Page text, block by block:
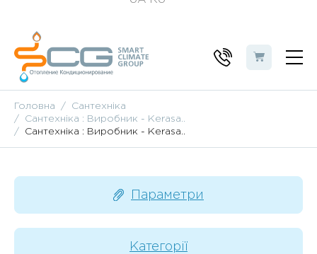
Головна
Сантехніка
Сантехніка : Виробник - Kerasa..
Сантехніка : Виробник - Kerasa..
Параметри
Категорії